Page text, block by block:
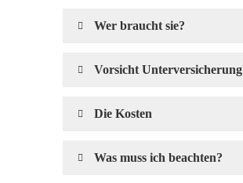
Wer braucht sie?
Vorsicht Unterversicherung
Die Kosten
Was muss ich beachten?